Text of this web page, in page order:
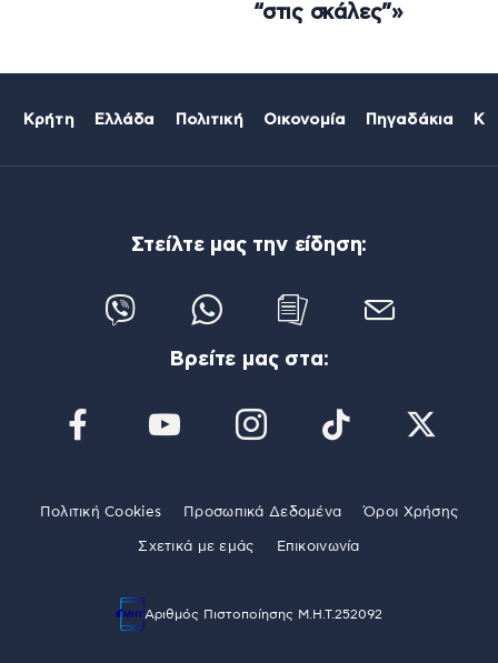
“στις σκάλες”»
Κρήτη Ελλάδα Πολιτική Οικονομία Πηγαδάκια
Στείλτε μας την είδηση:
Βρείτε μας στα:
Πολιτική Cookies Προσωπικά Δεδομένα Όροι Χρήσης
Σχετικά με εμάς Επικοινωνία
Αριθμός Πιστοποίησης Μ.Η.Τ.252092